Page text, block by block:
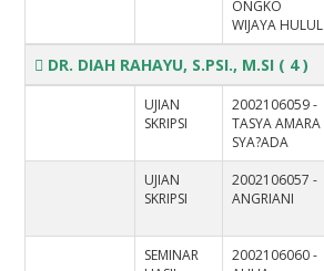
ONGKO
WIJAYA HULUL
DR. DIAH RAHAYU, S.PSI., M.SI ( 4 )
UJIAN
SKRIPSI
2002106059 -
TASYA AMARA
SYA?ADA
UJIAN
SKRIPSI
2002106057 -
ANGRIANI
SEMINAR
2002106060 -